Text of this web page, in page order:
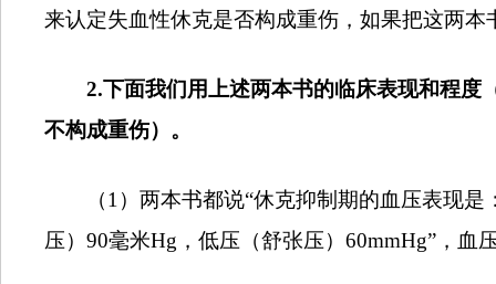
来认定失血性休克是否构成重伤，如果把这两
2.下面我们用上述两本书的临床表现和程度
不构成重伤）。
（1 ）两本书都说“休克抑制期的血压表现
压）90毫米Hg ，低压（舒张压）60mmHg”，血